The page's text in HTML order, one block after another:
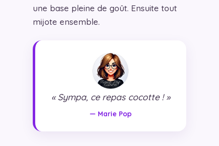
une base pleine de goût. Ensuite tout
mijote ensemble.
« Sympa, ce repas cocotte ! »
— Marie Pop